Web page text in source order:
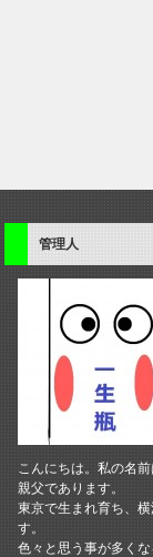
管理人
こんにちは。私の名
親父であります。
東京で生まれ育ち、
す。
色々と思う事が多く